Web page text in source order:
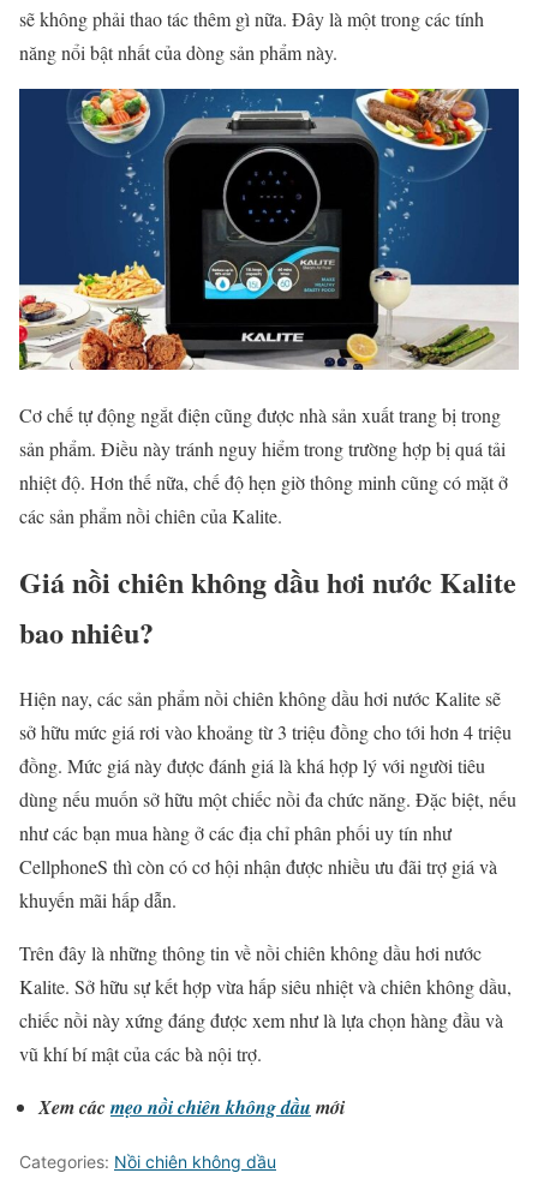
sẽ không phải thao tác thêm gì nữa. Đây là một trong các tính
năng nổi bật nhất của dòng sản phẩm này.
Cơ chế tự động ngắt điện cũng được nhà sản xuất trang bị trong
sản phẩm. Điều này tránh nguy hiểm trong trường hợp bị quá tải
nhiệt độ. Hơn thế nữa, chế độ hẹn giờ thông minh cũng có mặt ở
các sản phẩm nồi chiên của Kalite.
Giá nồi chiên không dầu hơi nước Kalite
bao nhiêu?
Hiện nay, các sản phẩm nồi chiên không dầu hơi nước Kalite sẽ
sở hữu mức giá rơi vào khoảng từ 3 triệu đồng cho tới hơn 4 triệu
đồng. Mức giá này được đánh giá là khá hợp lý với người tiêu
dùng nếu muốn sở hữu một chiếc nồi đa chức năng. Đặc biệt, nếu
như các bạn mua hàng ở các địa chỉ phân phối uy tín như
CellphoneS thì còn có cơ hội nhận được nhiều ưu đãi trợ giá và
khuyến mãi hấp dẫn.
Trên đây là những thông tin về nồi chiên không dầu hơi nước
Kalite. Sở hữu sự kết hợp vừa hấp siêu nhiệt và chiên không dầu,
chiếc nồi này xứng đáng được xem như là lựa chọn hàng đầu và
vũ khí bí mật của các bà nội trợ.
Xem cácmẹo nồi chiên không dầu mới
Categories: Nồi chiên không dầu